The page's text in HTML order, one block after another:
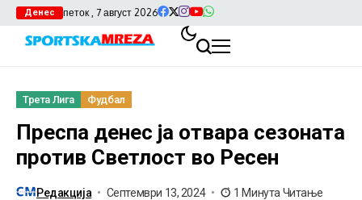
Денес петок , 7 август 2026
Трета Лига Фудбал
Преспа денес ја отвара сезоната
против Светлост во Ресен
Редакција Септември 13, 2024
1 Минута Читање